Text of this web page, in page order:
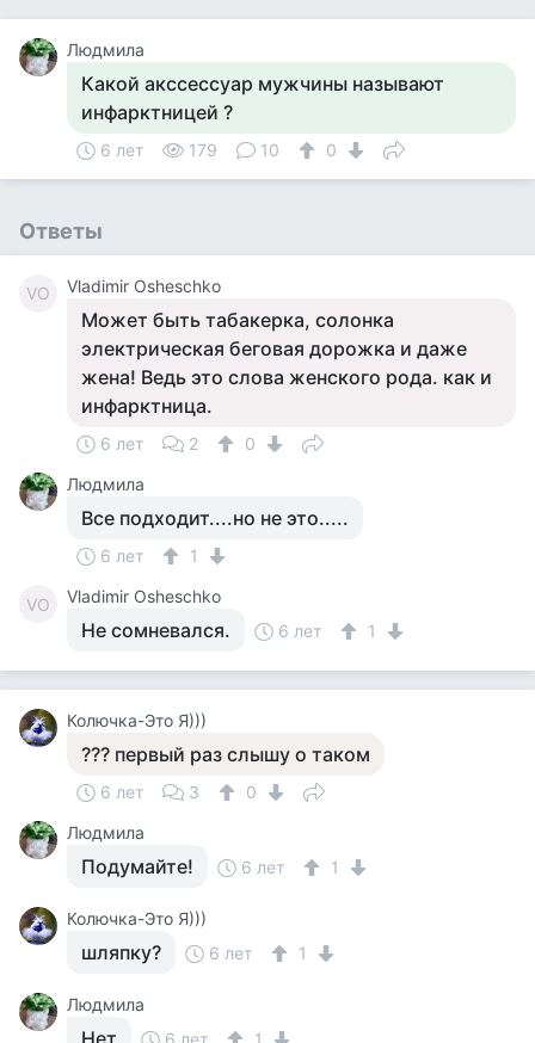
Людмила
Какой акссессуар мужчины называют
инфарктницей ?
6 лет 179 10 0
Ответы
VO Vladimir Osheschko
Может быть табакерка, солонка
электрическая беговая дорожка и даже
жена! Ведь это слова женского рода. как и
инфарктница.
6 лет 2
0
Людмила
Все подходит....но не это.....
6 лет 1
VO Vladimir Osheschko
Не сомневался. 6 лет 1
Колючка-Это Я)))
??? первый раз слышу о таком
6 лет 3
0
Людмила
Подумайте! 6 лет 1
Колючка-Это Я)))
шляпку? 6 лет 1
Людмила
Нет 6 лет 1